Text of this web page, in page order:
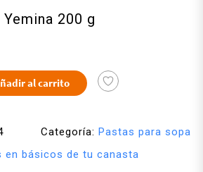
200 g
al carrito
Categoría: Pastas para sopa
en básicos de tu canasta